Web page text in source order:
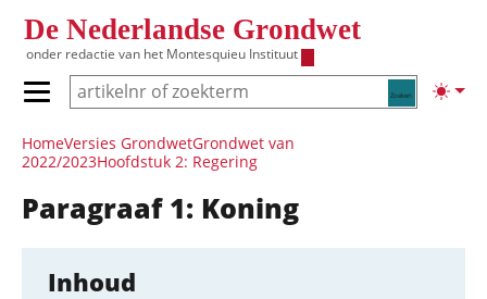
De Nederlandse Grondwet
onder redactie van het Montesquieu Instituut
Zoeken
Primair menu tonen/verbergen
Hoofdnavigatie
HomeVersies GrondwetGrondwet van
2022/2023Hoofdstuk 2: Regering
Paragraaf 1: Koning
Inhoud